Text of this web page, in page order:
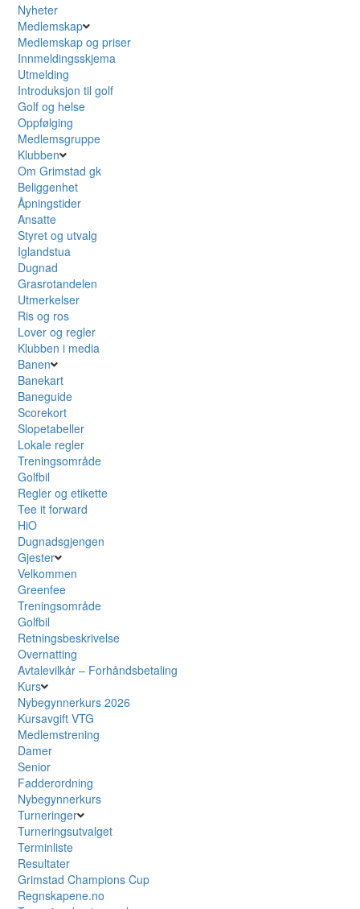
Nyheter
Medlemskap
Medlemskap og priser
Innmeldingsskjema
Utmelding
Introduksjon til golf
Golf og helse
Oppfølging
Medlemsgruppe
Klubben
Om Grimstad gk
Beliggenhet
Åpningstider
Ansatte
Styret og utvalg
Iglandstua
Dugnad
Grasrotandelen
Utmerkelser
Ris og ros
Lover og regler
Klubben i media
Banen
Banekart
Baneguide
Scorekort
Slopetabeller
Lokale regler
Treningsområde
Golfbil
Regler og etikette
Tee it forward
HiO
Dugnadsgjengen
Gjester
Velkommen
Greenfee
Treningsområde
Golfbil
Retningsbeskrivelse
Overnatting
Avtalevilkår – Forhåndsbetaling
Kurs
Nybegynnerkurs 2026
Kursavgift VTG
Medlemstrening
Damer
Senior
Fadderordning
Nybegynnerkurs
Turneringer
Turneringsutvalget
Terminliste
Resultater
Grimstad Champions Cup
Regnskapene.no